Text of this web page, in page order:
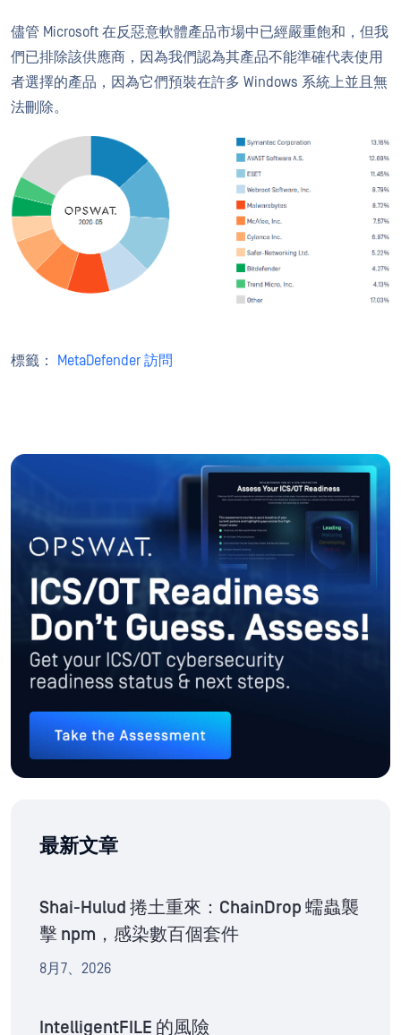
儘管 Microsoft 在反惡意軟體產品市場中已經嚴重飽和，但我
們已排除該供應商，因為我們認為其產品不能準確代表使用
者選擇的產品，因為它們預裝在許多 Windows 系統上並且無
法刪除。
標籤： MetaDefender 訪問
最新文章
Shai-Hulud 捲土重來：ChainDrop 蠕蟲襲
擊 npm，感染數百個套件
8月7、2026
IntelligentFILE 的風險